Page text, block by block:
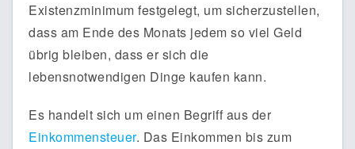
Existenzminimum festgelegt, um sicherzustellen,
dass am Ende des Monats jedem so viel Geld
übrig bleiben, dass er sich die
lebensnotwendigen Dinge kaufen kann.
Es handelt sich um einen Begriff aus der
Einkommensteuer. Das Einkommen bis zum